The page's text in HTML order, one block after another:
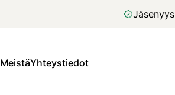
Jäsenyys
MeistäYhteystiedot